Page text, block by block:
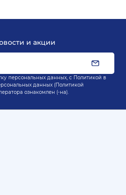
и акции
персональных данных, с Политикой в
данных (Политикой
ознакомлен (-на).